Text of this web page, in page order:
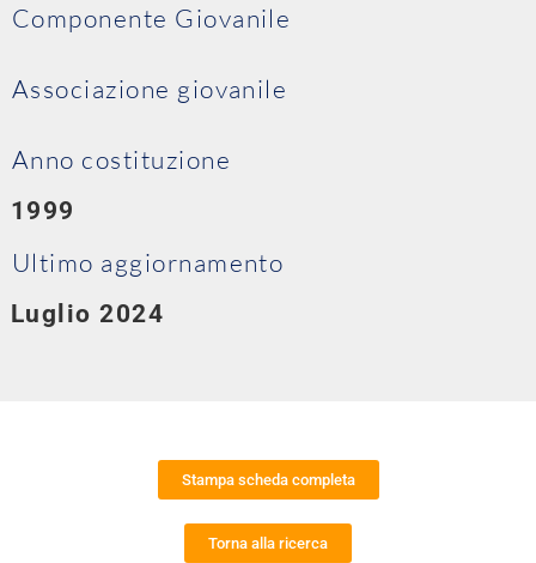
Componente Giovanile
Associazione giovanile
Anno costituzione
1999
Ultimo aggiornamento
Luglio 2024
Stampa scheda completa
Torna alla ricerca